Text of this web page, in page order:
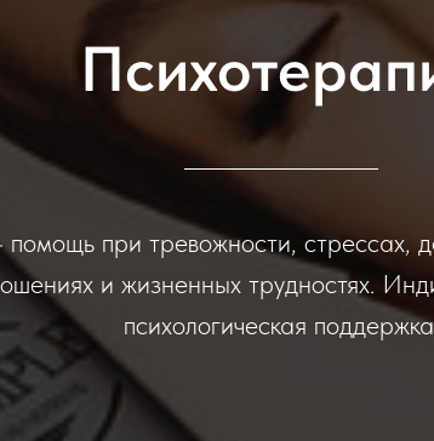
при тревожности, стрессах,
и жизненных трудностях.
психологическая